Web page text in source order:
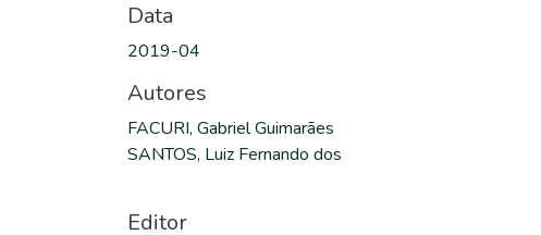
Data
2019-04
Autores
FACURI, Gabriel Guimarães
SANTOS, Luiz Fernando dos
Editor